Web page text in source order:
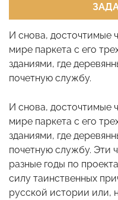
И снова, досточтимые
мире паркета с его
зданиями, где
почетную службу.
И снова, досточтимые
мире паркета с его
зданиями, где
почетную службу. Эти
разные годы по
силу таинственных
русской истории или,